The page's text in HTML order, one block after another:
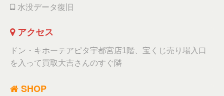
水没データ復旧
アクセス
ドン・キホーテアピタ宇都宮店1階、宝くじ売り場入口
を入って買取大吉さんのすぐ隣
SHOP